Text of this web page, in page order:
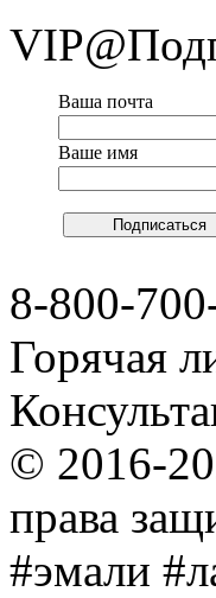
Ваша почта
Ваше имя
8-800-
Горячая
© 2016-
права
#эмали